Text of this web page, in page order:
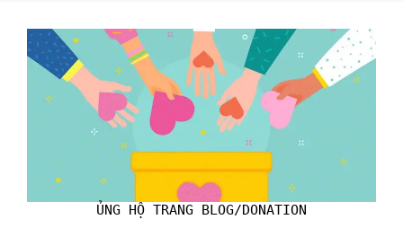
ỦNG HỘ TRANG BLOG/DONATION